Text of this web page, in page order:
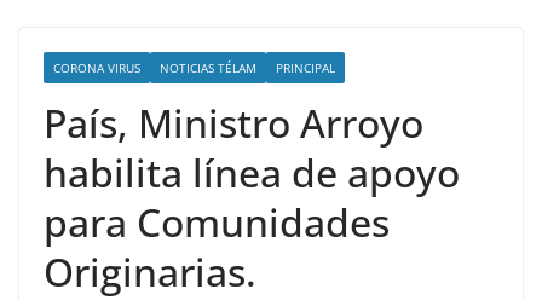
CORONA VIRUS NOTICIAS TÉLAM PRINCIPAL
País, Ministro Arroyo
habilita línea de apoyo
para Comunidades
Originarias.